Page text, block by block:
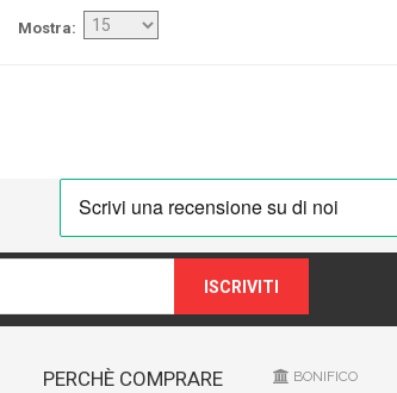
Mostra
ISCRIVITI
PERCHÈ COMPRARE
BONIFICO